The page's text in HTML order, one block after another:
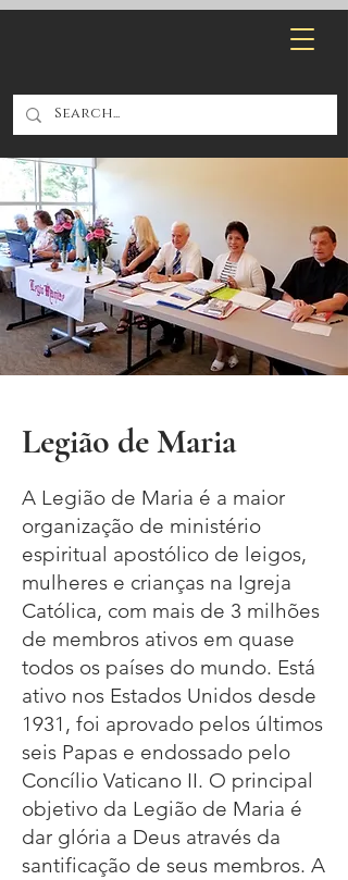
Legião de Maria
A Legião de Maria é a maior
organização de ministério
espiritual apostólico de leigos,
mulheres e crianças na Igreja
Católica, com mais de 3 milhões
de membros ativos em quase
todos os países do mundo. Está
ativo nos Estados Unidos desde
1931, foi aprovado pelos últimos
seis Papas e endossado pelo
Concílio Vaticano II. O principal
objetivo da Legião de Maria é
dar glória a Deus através da
santificação de seus membros. A